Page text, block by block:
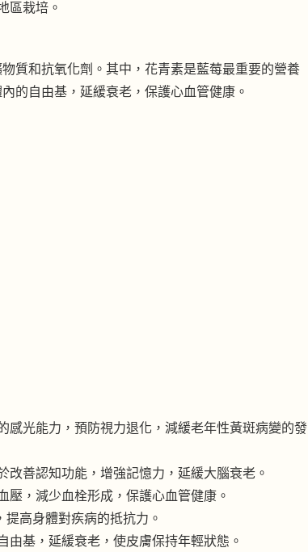
區栽培。
質和抗氧化劑。其中，花青素是藍莓最重要的營養
的自由基，延緩衰老，保護心血管健康。
感光能力，預防視力退化，減緩老年性黃斑病變的發
改善認知功能，增強記憶力，延緩大腦衰老。
壓，減少血栓形成，保護心血管健康。
高身體對疾病的抵抗力。
由基，延緩衰老，使皮膚保持年輕狀態。